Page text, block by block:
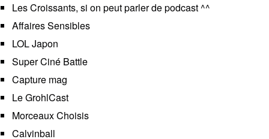
Les Croissants, si on peut parler de podcast ^^
Affaires Sensibles
LOL Japon
Super Ciné Battle
Capture mag
Le GrohlCast
Morceaux Choisis
Calvinball